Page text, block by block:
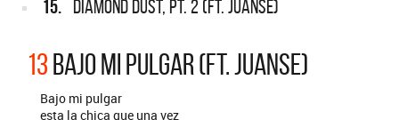
15. DIAMOND DUST, PT. 2 (FT. JUANSE)
13BAJO MI PULGAR (FT. JUANSE)
Bajo mi pulgar
esta la chica que una vez